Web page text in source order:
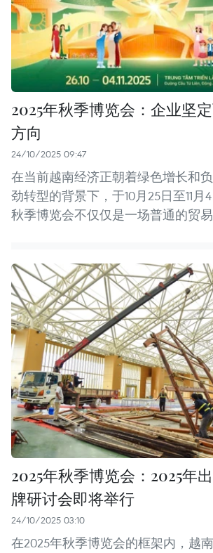
2025年秋季博览会：企业坚
方向
24/10/2025 09:47
在当前越南经济正朝着绿色增长和
劲转型的背景下，于10月25日至11月
秋季博览会不仅仅是一场普通的贸易
2025年秋季博览会：2025年
牌研讨会即将举行
24/10/2025 03:10
在2025年秋季博览会的框架内，越